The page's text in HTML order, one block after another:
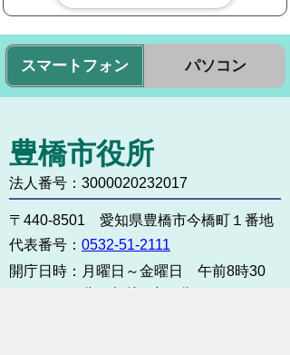
スマートフォン パソコン
豊橋市役所
法人番号：3000020232017
〒440-8501 愛知県豊橋市今橋町１番地
代表番号： 0532-51-2111
開庁日時： 月曜日～金曜日 午前8時30